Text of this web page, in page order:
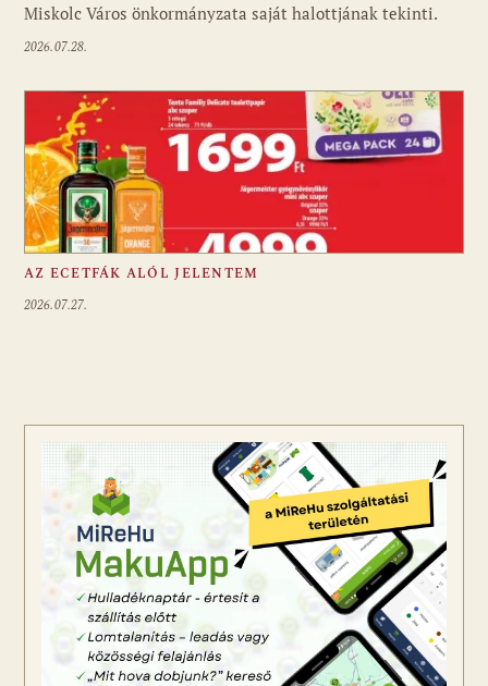
Miskolc Város önkormányzata saját halottjának tekinti.
2026.07.28.
AZ ECETFÁK ALÓL JELENTEM
2026.07.27.